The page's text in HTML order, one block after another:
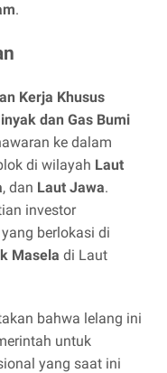
.
Kerja Khusus
dan Gas Bumi
ke dalam
di wilayah Laut
, dan Laut Jawa.
investor
yang berlokasi di
Masela di Laut
bahwa lelang ini
untuk
yang saat ini